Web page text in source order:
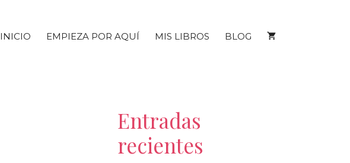
INICIO EMPIEZA POR AQUÍ MIS LIBROS BLOG
Entradas
recientes